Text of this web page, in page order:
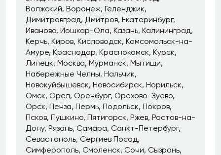
Волжский Воронеж Геленджик
Димитровград Дмитров Екатеринбург
Иваново Йошкар-Ола Казань Калининград
Керчь Киров Кисловодск Комсомольск-на-
Амуре Краснодар Краснокамск Курск
Липецк Москва Мурманск Мытищи
Набережные Челны Нальчик
Новокуйбышевск Новосибирск Норильск
Омск Орел Оренбург Орехово-Зуево
Орск Пенза Пермь Подольск Покров
Псков Пушкино Пятигорск Ржев Ростов-на-
Дону Рязань Самара Санкт-Петербург
Севастополь Сергиев Посад
Симферополь Смоленск Сочи Сызрань